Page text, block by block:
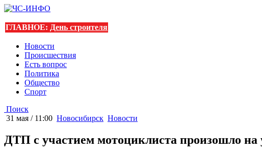
ГЛАВНОЕ: День строителя
Новости
Происшествия
Есть вопрос
Политика
Общество
Спорт
Поиск
31 мая / 11:00 Новосибирск Новости
ДТП с участием мотоциклиста произошло на